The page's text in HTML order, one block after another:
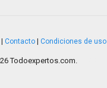
Contacto Condiciones de uso
Todoexpertos.com.